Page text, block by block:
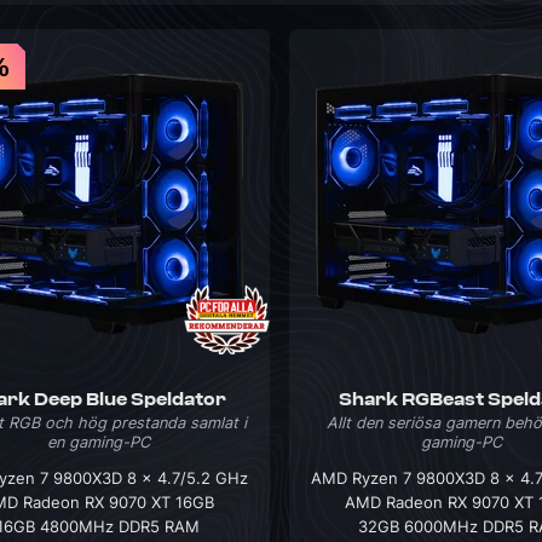
PC, kompoenter och gear
Vi har ett antal nya
erbjudanden varje
månadKläder Merchandise
DVD-enhet Kablar
Minecraft Speldator WoW Speldator
Deep Blue Speldator
RGB och hög prestanda samlat i
en gaming-PC
7 9800X3D 8 x 4.7/5.2 GHz
Radeon RX 9070 XT 16GB
4800MHz DDR5 RAM
Shark RGBeast
Allt den seriösa gamern
gaming-PC
AMD Ryzen 7 9800X3D 8 x
AMD Radeon RX 9070 XT
32GB 6000MHz DDR5